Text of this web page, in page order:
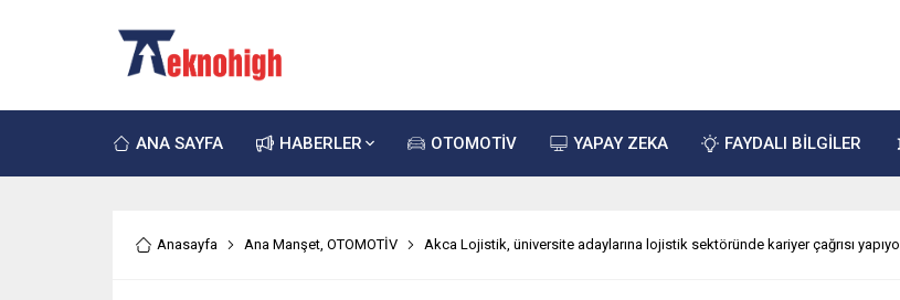
ANA SAYFA HABERLER OTOMOTİV YAPAY ZEKA FAYDALI BİLGİLER
Anasayfa Ana Manşet, OTOMOTİV Akca Lojistik, üniversite adaylarına lojistik sektöründe kariyer çağrısı